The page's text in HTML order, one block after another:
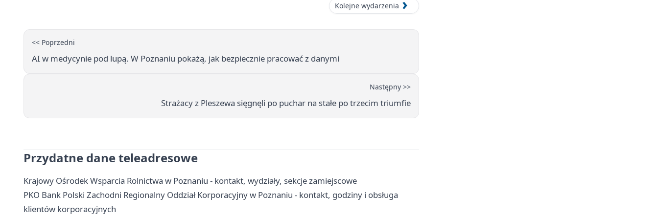
Kolejne wydarzenia
<< Poprzedni
AI w medycynie pod lupą. W Poznaniu pokażą, jak bezpiecznie pracować z danymi
Następny >>
Strażacy z Pleszewa sięgnęli po puchar na stałe po trzecim triumfie
Przydatne dane teleadresowe
Krajowy Ośrodek Wsparcia Rolnictwa w Poznaniu - kontakt, wydziały, sekcje zamiejscowe
PKO Bank Polski Zachodni Regionalny Oddział Korporacyjny w Poznaniu - kontakt, godziny i obsługa
klientów korporacyjnych